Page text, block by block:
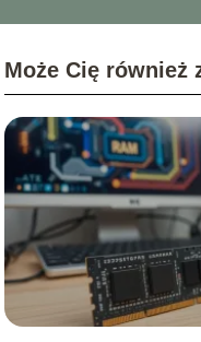
Może Cię również